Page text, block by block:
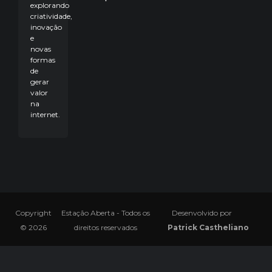
explorando
criatividade,
inovação
e
novas
formas
de
gerar
valor
na
internet.
Copyright
© 2026
Estação Aberta - Todos os
direitos reservados
Desenvolvido por
Patrick Castheliano